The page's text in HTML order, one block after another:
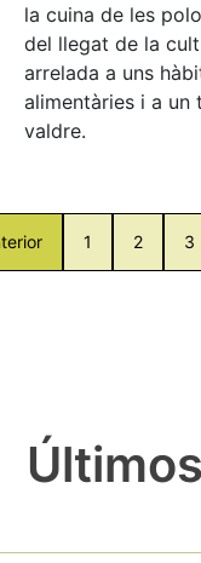
la cuina de les
del llegat de la
arrelada a uns
alimentàries i a
valdre.
1 2 3